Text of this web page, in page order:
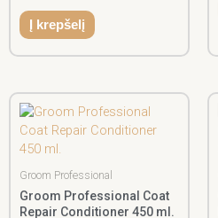
Į krepšelį
Groom Professional
Groom Professional Coat
Repair Conditioner 450 ml.